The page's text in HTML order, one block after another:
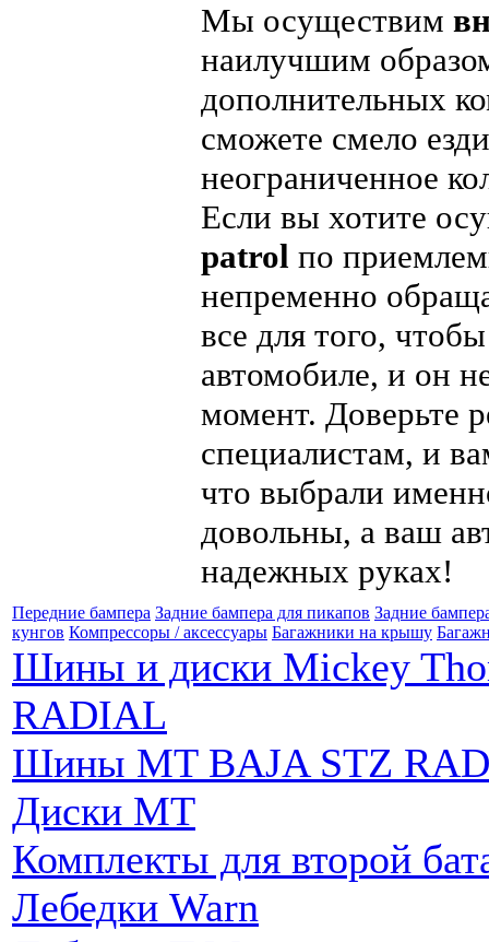
Мы осуществим
наилучшим
дополнительных
сможете смело
неограниченное
Если вы хотите
patrol по
непременно
все для того,
автомобиле, и он
момент. Доверьте
специалистам, и
что выбрали
довольны, а ваш
надежных руках!
Передние бампера Задние бампера для пикапов Задние
кунгов Компрессоры / аксессуары Багажники на крышу
Шины и диски Mickey
RADIAL
Шины MT BAJA STZ
Диски MT
Комплекты для второй
Лебедки Warn